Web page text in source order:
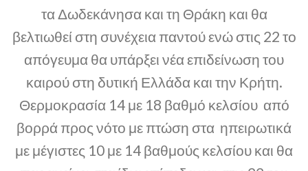
τα Δωδεκάνησα και τη Θράκη και θα
βελτιωθεί στη συνέχεια παντού ενώ στις 22 το
απόγευμα θα υπάρξει νέα επιδείνωση του
καιρού στη δυτική Ελλάδα και την Κρήτη.
Θερμοκρασία 14 με 18 βαθμό κελσίου από
βορρά προς νότο με πτώση στα ηπειρωτικά
με μέγιστες 10 με 14 βαθμούς κελσίου και θα